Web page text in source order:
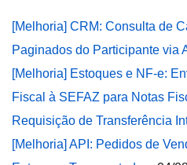
[Melhoria] CRM: Consulta de
Paginados do Participante via
[Melhoria] Estoques e NF-e:
Fiscal à SEFAZ para Notas
Requisição de Transferência
[Melhoria] API: Pedidos de